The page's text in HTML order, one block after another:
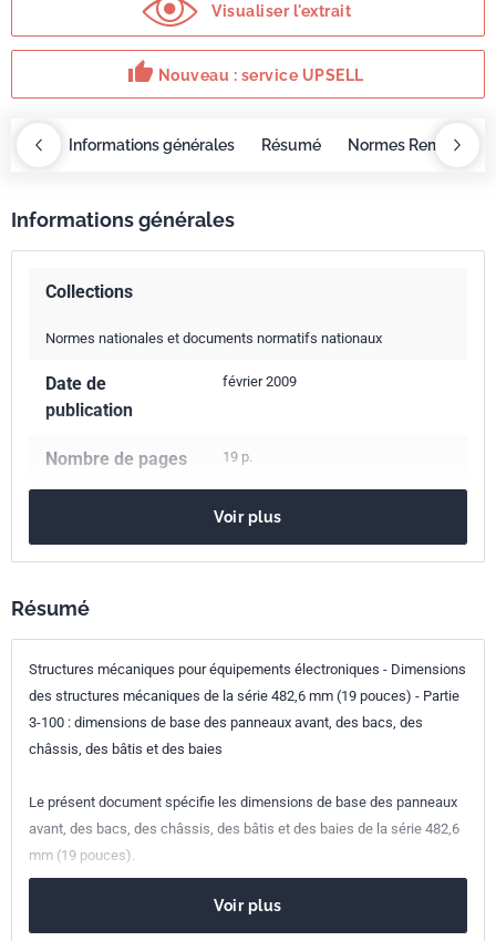
Visualiser l'extrait
thumb_up Nouveau : service UPSELL
Informations générales Résumé Normes
Informations générales
Collections
Normes nationales et documents normatifs nationaux
Date de
publication
février 2009
Nombre de pages 19 p.
Codes ICS
31.240
classement
Numéro de tirage 1 - février 2009
internationale
Parenté
européenne
Voir plus
Résumé
Structures mécaniques pour équipements électroniques - Dimensions
des structures mécaniques de la série 482,6 mm (19 pouces) - Partie
3-100 : dimensions de base des panneaux avant, des bacs, des
châssis, des bâtis et des baies
Le présent document spécifie les dimensions de base des panneaux
avant, des bacs, des châssis, des bâtis et des baies de la série 482,6
mm (19 pouces).
Voir plus